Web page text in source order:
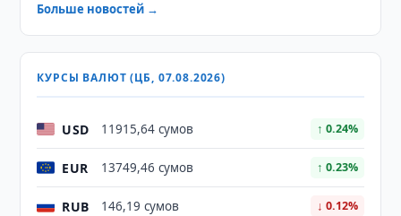
Больше новостей →
КУРСЫ ВАЛЮТ (ЦБ, 07.08.2026)
USD 11915,64 сумов ↑ 0.24%
EUR 13749,46 сумов ↑ 0.23%
RUB 146,19 сумов ↓ 0.12%